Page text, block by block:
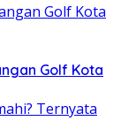
Golf Kota